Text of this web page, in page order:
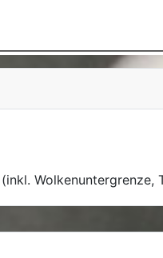
(inkl. Wolkenuntergrenze,